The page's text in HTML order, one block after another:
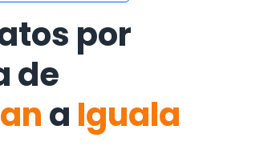
por
de
a Iguala